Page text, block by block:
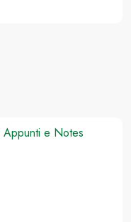
Appunti e Notes